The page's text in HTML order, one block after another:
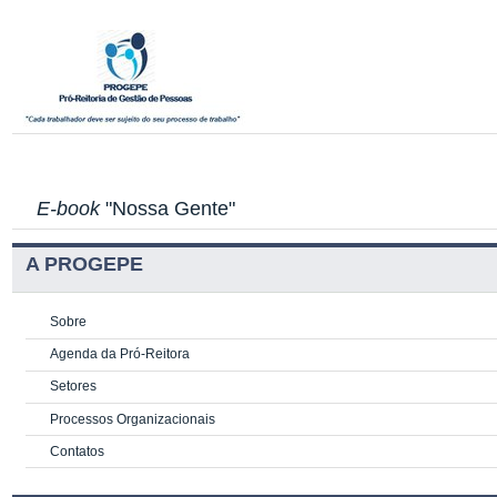
E-book"Nossa Gente"
A PROGEPE
Sobre
Agenda da Pró-Reitora
Setores
Processos Organizacionais
Contatos